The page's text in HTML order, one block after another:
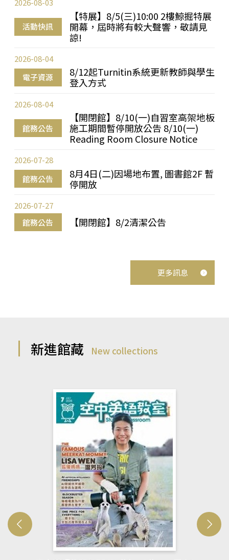
活動快訊
【特展】8/5(三)10:00 2樓鯨掘特展
開幕，屆時將有較大聲響，敬請見
諒!
2026-08-03
電子資源
8/12起Turnitin系統更新教師與學生
登入方式
2026-08-04
館務公告
【開閉館】8/10(一)自習室高架地板
施工期間暫停開放公告 8/10(一)
Reading Room Closure Notice
2026-08-04
館務公告
8月4日(二)因場地布置, 圖書館2F 暫
停開放
2026-07-28
館務公告 【開閉館】8/2清潔公告
2026-07-27
更多訊息
新進館藏 New collections